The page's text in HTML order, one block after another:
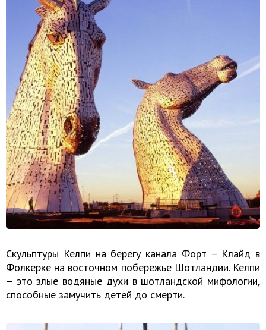
Скульптуры Келпи на берегу канала Форт – Клайд в
Фолкерке на восточном побережье Шотландии. Келпи
– это злые водяные духи в шотландской мифологии,
способные замучить детей до смерти.